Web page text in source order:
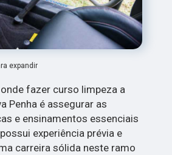
expandir
fazer curso limpeza a
Penha é assegurar as
e ensinamentos essenciais
experiência prévia e
carreira sólida neste ramo